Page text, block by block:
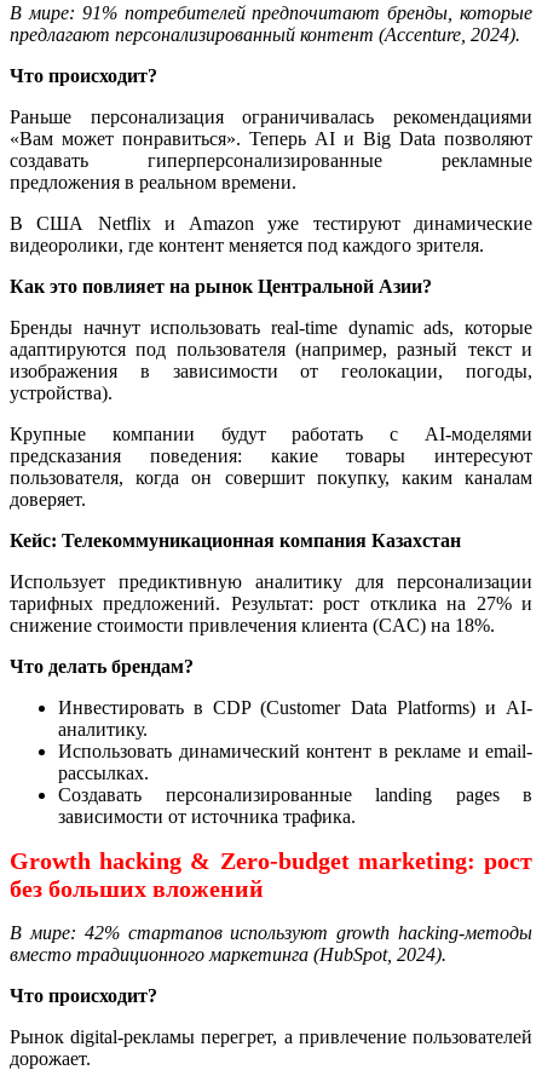
В мире: 91% потребителей предпочитают бренды, которые
предлагают персонализированный контент (Accenture, 2024).
Что происходит?
Раньше персонализация ограничивалась рекомендациями
«Вам может понравиться». Теперь AI и Big Data позволяют
создавать гиперперсонализированные рекламные
предложения в реальном времени.
В США Netflix и Amazon уже тестируют динамические
видеоролики, где контент меняется под каждого зрителя.
Как это повлияет на рынок Центральной Азии?
Бренды начнут использовать real-time dynamic ads, которые
адаптируются под пользователя (например, разный текст и
изображения в зависимости от геолокации, погоды,
устройства).
Крупные компании будут работать с AI-моделями
предсказания поведения: какие товары интересуют
пользователя, когда он совершит покупку, каким каналам
доверяет.
Кейс: Телекоммуникационная компания Казахстан
Использует предиктивную аналитику для персонализации
тарифных предложений. Результат: рост отклика на 27% и
снижение стоимости привлечения клиента (CAC) на 18%.
Что делать брендам?
Инвестировать в CDP (Customer Data Platforms) и AI-
аналитику.
Использовать динамический контент в рекламе и email-
рассылках.
Создавать персонализированные landing pages в
зависимости от источника трафика.
Growth hacking & Zero-budget marketing: рост
без больших вложений
В мире: 42% стартапов используют growth hacking-методы
вместо традиционного маркетинга (HubSpot, 2024).
Что происходит?
Рынок digital-рекламы перегрет, а привлечение пользователей
дорожает.